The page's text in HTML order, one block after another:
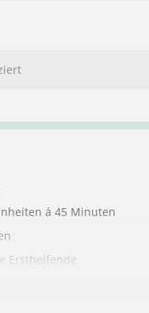
á 45 Minuten
Ersthelfende